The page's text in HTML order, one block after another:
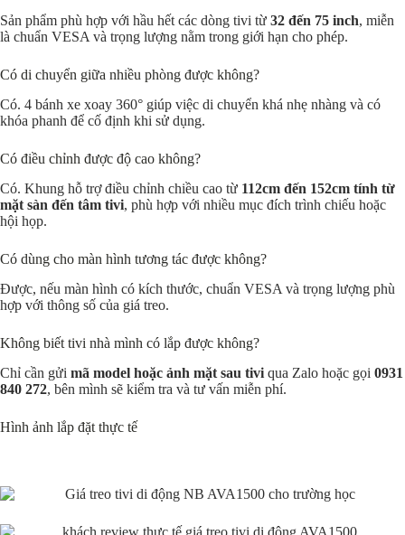
Sản phẩm phù hợp với hầu hết các dòng tivi từ 32 đến 75 inch, miễn
là chuẩn VESA và trọng lượng nằm trong giới hạn cho phép.
Có di chuyển giữa nhiều phòng được không?
Có. 4 bánh xe xoay 360° giúp việc di chuyển khá nhẹ nhàng và có
khóa phanh để cố định khi sử dụng.
Có điều chỉnh được độ cao không?
Có. Khung hỗ trợ điều chỉnh chiều cao từ 112cm đến 152cm tính từ
mặt sàn đến tâm tivi, phù hợp với nhiều mục đích trình chiếu hoặc
hội họp.
Có dùng cho màn hình tương tác được không?
Được, nếu màn hình có kích thước, chuẩn VESA và trọng lượng phù
hợp với thông số của giá treo.
Không biết tivi nhà mình có lắp được không?
Chỉ cần gửi mã model hoặc ảnh mặt sau tivi qua Zalo hoặc gọi 0931
840 272, bên mình sẽ kiểm tra và tư vấn miễn phí.
Hình ảnh lắp đặt thực tế